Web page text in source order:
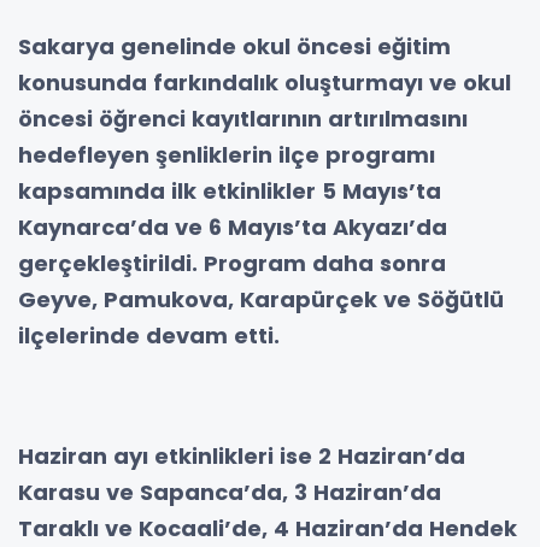
Sakarya genelinde okul öncesi eğitim
konusunda farkındalık oluşturmayı ve okul
öncesi öğrenci kayıtlarının artırılmasını
hedefleyen şenliklerin ilçe programı
kapsamında ilk etkinlikler 5 Mayıs’ta
Kaynarca’da ve 6 Mayıs’ta Akyazı’da
gerçekleştirildi. Program daha sonra
Geyve, Pamukova, Karapürçek ve Söğütlü
ilçelerinde devam etti.
Haziran ayı etkinlikleri ise 2 Haziran’da
Karasu ve Sapanca’da, 3 Haziran’da
Taraklı ve Kocaali’de, 4 Haziran’da Hendek